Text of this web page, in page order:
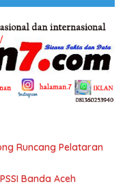
Runcang Pelataran
Banda Aceh